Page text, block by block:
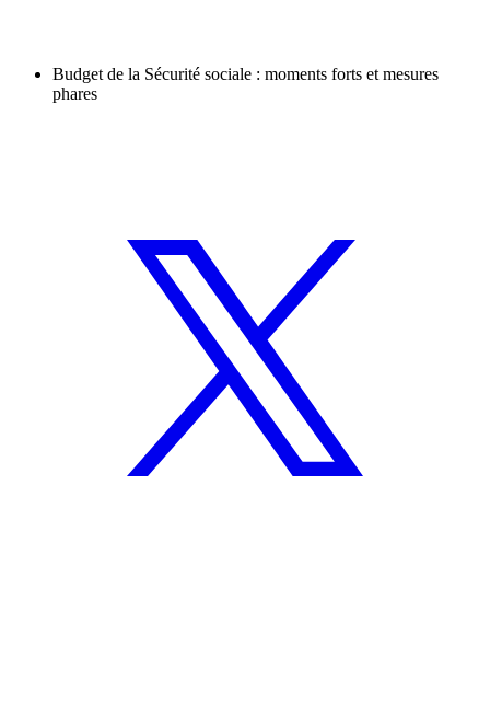
Budget de la Sécurité sociale : moments forts et mesures
phares